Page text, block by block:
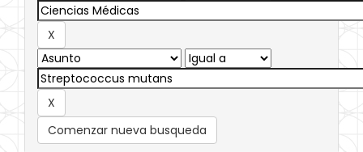
Comenzar nueva busqueda